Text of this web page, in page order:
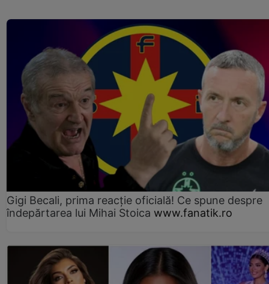
Gigi Becali, prima reacție oficială! Ce spune despre
îndepărtarea lui Mihai Stoica www.fanatik.ro